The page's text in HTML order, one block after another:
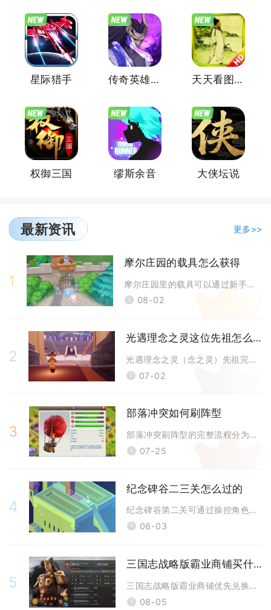
星际猎手 传奇英雄酷跑 天天看图猜成语
权御三国 缪斯余音 大侠坛说
最新资讯 更多>>
1
摩尔庄园的载具怎么获得
摩尔庄园里的载具可以通过新手主线、小镇兑换、特权赠送、限时活动、扭蛋抽
08-02
2
光遇理念之灵这位先祖怎么过
光遇理念之灵（念之灵）先祖完整通关流程为先乘船进入遗忘方舟地图接取向导
07-02
3
部落冲突如何刷阵型
部落冲突刷阵型的完整流程分为渠道搜集、导入存档、筛选适配、微调优化四大
07-25
4
纪念碑谷二三关怎么过的
纪念碑谷第二关可通过操控角色利用建筑机关与视觉错位顺利通关，第三关则需
06-03
5
三国志战略版霸业商铺买什么
三国志战略版霸业商铺优先兑换通用高泛用装备特技，首选援助特技，其次踩踏
08-05